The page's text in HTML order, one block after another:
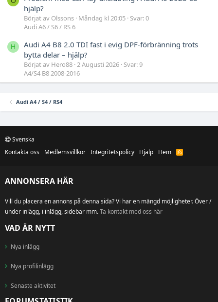
hjälp?
Börjat av Olssons Måndag kl 20:05 Svar: 0
Audi A6 / S6 / RS 6
H
Audi A4 B8 2.0 TDI fast i evig DPF-förbränning trots
bytta delar – hjälp?
Börjat av Hero88 2 Augusti 2026 Svar: 9
A4/S4 B8 2008-2016
Audi A4 / S4 / RS4
Svenska
Kontakta oss
Medlemsvillkor Integritetspolicy Hjälp Hem
R
ANNONSERA HÄR
Vill du placera en annons på denna sida? Vi har en mängd möjligheter. Över /
under inlägg, i inlägg, sidebar mm.Ta kontakt med oss här
VAD ÄR NYTT
Nya inlägg
Nya profilinlägg
Senaste aktivitet